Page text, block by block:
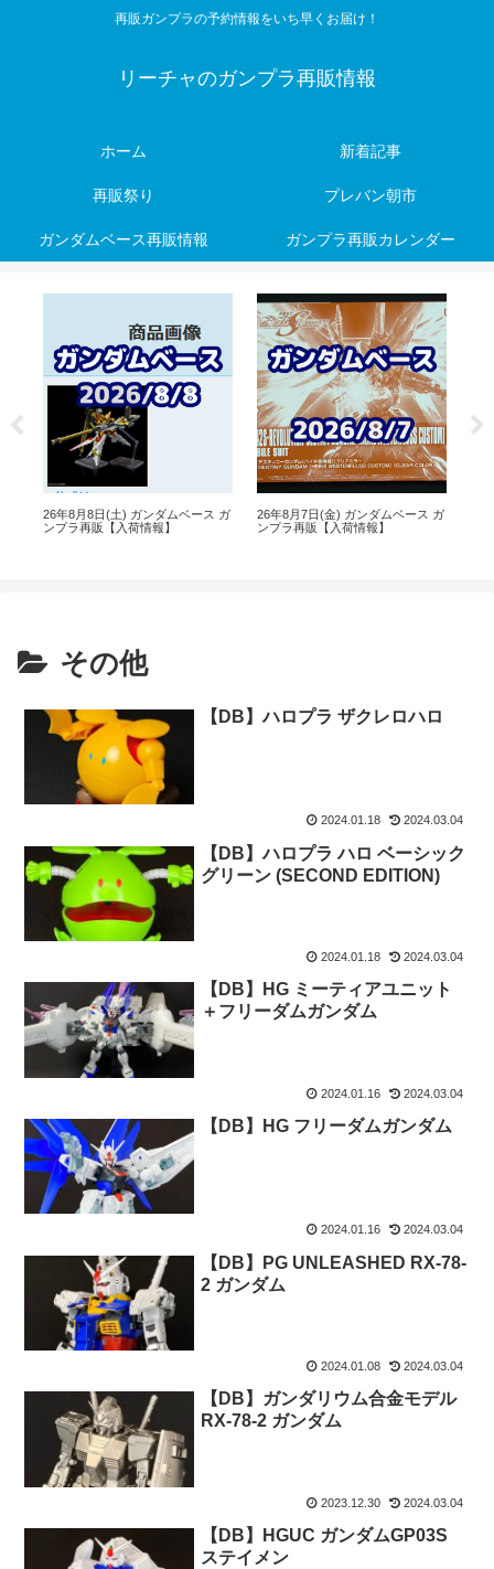
再販ガンプラの予約情報をいち早くお届け！
リーチャのガンプラ再販情報
ホーム 新着記事
再販祭り プレバン朝市
ガンダムベース再販情報 ガンプラ再販カレンダー
26年8月8日(土) ガンダムベース ガ
ンプラ再販【入荷情報】
26年8月7日(金) ガンダムベース ガ
ンプラ再販【入荷情報】
その他
【DB】ハロプラ ザクレロハロ
2024.01.18 2024.03.04
【DB】ハロプラ ハロ ベーシック
グリーン (SECOND EDITION)
2024.01.18 2024.03.04
【DB】HG ミーティアユニット
＋フリーダムガンダム
2024.01.16 2024.03.04
【DB】HG フリーダムガンダム
2024.01.16 2024.03.04
【DB】PG UNLEASHED RX-78-
2 ガンダム
2024.01.08 2024.03.04
【DB】ガンダリウム合金モデル
RX-78-2 ガンダム
2023.12.30 2024.03.04
【DB】HGUC ガンダムGP03S
ステイメン